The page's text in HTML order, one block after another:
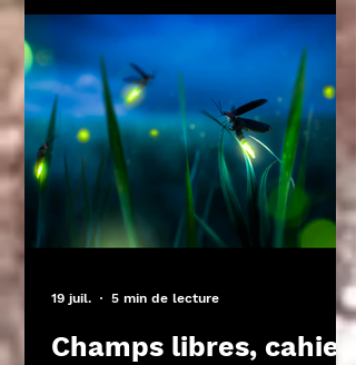
Champs libres, cahier
19 juil. 5 min de lecture